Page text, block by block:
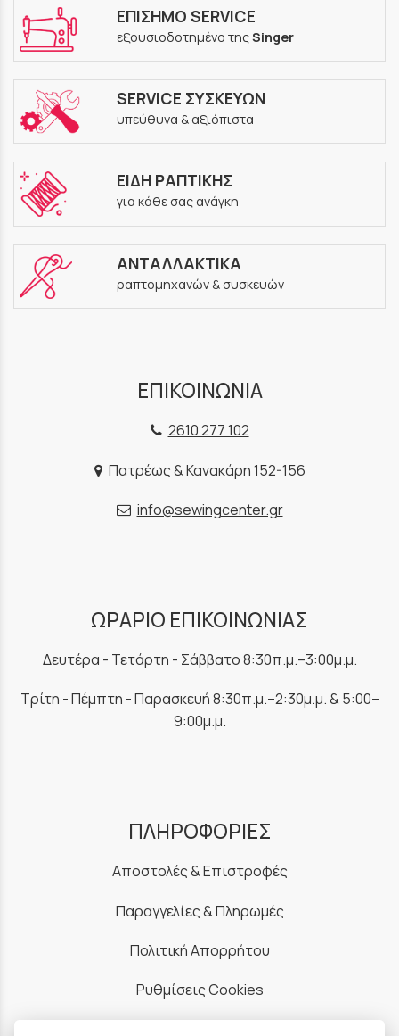
ΕΠΙΣΗΜΟ SERVICE
εξουσιοδοτημένο τηςSinger
SERVICE ΣΥΣΚΕΥΩΝ
υπεύθυνα & αξιόπιστα
ΕΙΔΗ ΡΑΠΤΙΚΗΣ
για κάθε σας ανάγκη
ΑΝΤΑΛΛΑΚΤΙΚΑ
ραπτομηχανών & συσκευών
ΕΠΙΚΟΙΝΩΝΙΑ
2610 277 102
Πατρέως & Κανακάρη 152-156
info@sewingcenter.gr
ΩΡΑΡΙΟ ΕΠΙΚΟΙΝΩΝΙΑΣ
Δευτέρα - Τετάρτη - Σάββατο 8:30π.μ.–3:00μ.μ.
Τρίτη - Πέμπτη - Παρασκευή 8:30π.μ.–2:30μ.μ. & 5:00–
9:00μ.μ.
ΠΛΗΡΟΦΟΡΙΕΣ
Αποστολές & Επιστροφές
Παραγγελίες & Πληρωμές
Πολιτική Απορρήτου
Ρυθμίσεις Cookies